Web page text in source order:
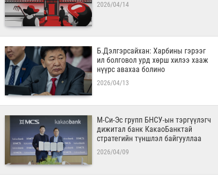
2026/04/14
Б.Дэлгэрсайхан: Харбины гэрээг
ил болговол урд хөрш хилээ хааж
нүүрс авахаа болино
2026/04/13
М-Си-Эс групп БНСУ-ын тэргүүлэгч
дижитал банк КакаоБанктай
стратегийн түншлэл байгууллаа
2026/04/09